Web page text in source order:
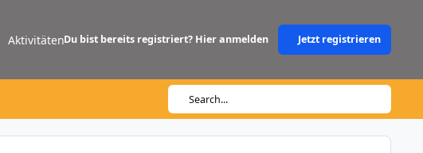
AktivitätenDu bist bereits registriert? Hier anmelden Jetzt registrieren
Search...